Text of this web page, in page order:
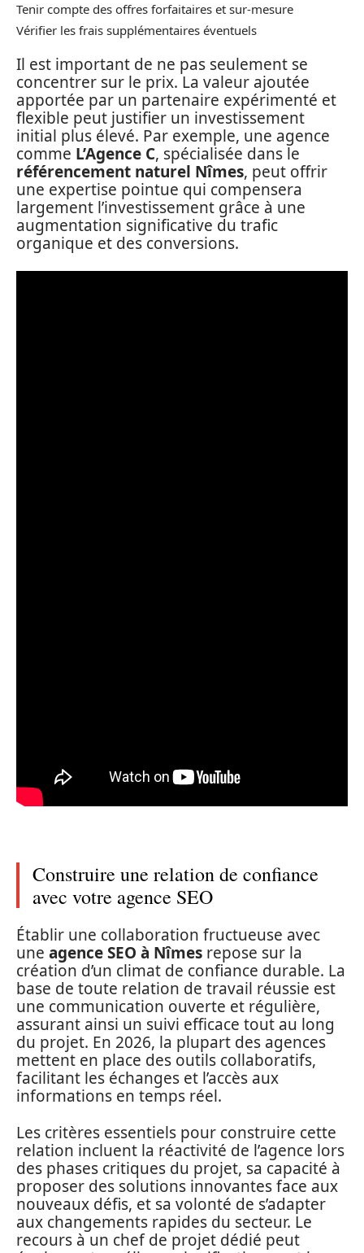
Tenir compte des offres forfaitaires et sur-mesure
Vérifier les frais supplémentaires éventuels
Il est important de ne pas seulement se
concentrer sur le prix. La valeur ajoutée
apportée par un partenaire expérimenté et
flexible peut justifier un investissement
initial plus élevé. Par exemple, une agence
comme L’Agence C, spécialisée dans le
référencement naturel Nîmes, peut offrir
une expertise pointue qui compensera
largement l’investissement grâce à une
augmentation significative du trafic
organique et des conversions.
Construire une relation de confiance
avec votre agence SEO
Établir une collaboration fructueuse avec
une agence SEO à Nîmes repose sur la
création d’un climat de confiance durable. La
base de toute relation de travail réussie est
une communication ouverte et régulière,
assurant ainsi un suivi efficace tout au long
du projet. En 2026, la plupart des agences
mettent en place des outils collaboratifs,
facilitant les échanges et l’accès aux
informations en temps réel.
Les critères essentiels pour construire cette
relation incluent la réactivité de l’agence lors
des phases critiques du projet, sa capacité à
proposer des solutions innovantes face aux
nouveaux défis, et sa volonté de s’adapter
aux changements rapides du secteur. Le
recours à un chef de projet dédié peut